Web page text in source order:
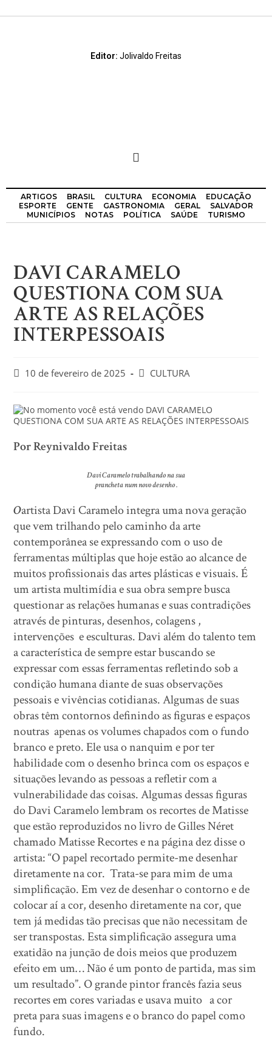
Editor: Jolivaldo Freitas
ARTIGOS BRASIL CULTURA ECONOMIA
EDUCAÇÃO
ESPORTE
GENTE GASTRONOMIA GERAL
SALVADOR
MUNICÍPIOS
NOTAS POLÍTICA SAÚDE TURISMO
DAVI CARAMELO
QUESTIONA COM SUA
ARTE AS RELAÇÕES
INTERPESSOAIS
10 de fevereiro de 2025 CULTURA
Por Reynivaldo Freitas
Davi Caramelo trabalhando na sua
prancheta num novo desenho .
Oartista Davi Caramelo integra uma nova geração
que vem trilhando pelo caminho da arte
contemporânea se expressando com o uso de
ferramentas múltiplas que hoje estão ao alcance de
muitos profissionais das artes plásticas e visuais. É
um artista multimídia e sua obra sempre busca
questionar as relações humanas e suas contradições
através de pinturas, desenhos, colagens ,
intervenções e esculturas. Davi além do talento tem
a característica de sempre estar buscando se
expressar com essas ferramentas refletindo sob a
condição humana diante de suas observações
pessoais e vivências cotidianas. Algumas de suas
obras têm contornos definindo as figuras e espaços
noutras apenas os volumes chapados com o fundo
branco e preto. Ele usa o nanquim e por ter
habilidade com o desenho brinca com os espaços e
situações levando as pessoas a refletir com a
vulnerabilidade das coisas. Algumas dessas figuras
do Davi Caramelo lembram os recortes de Matisse
que estão reproduzidos no livro de Gilles Néret
chamado Matisse Recortes e na página dez disse o
artista: “O papel recortado permite-me desenhar
diretamente na cor. Trata-se para mim de uma
simplificação. Em vez de desenhar o contorno e de
colocar aí a cor, desenho diretamente na cor, que
tem já medidas tão precisas que não necessitam de
ser transpostas. Esta simplificação assegura uma
exatidão na junção de dois meios que produzem
efeito em um… Não é um ponto de partida, mas sim
um resultado”. O grande pintor francês fazia seus
recortes em cores variadas e usava muito a cor
preta para suas imagens e o branco do papel como
fundo.